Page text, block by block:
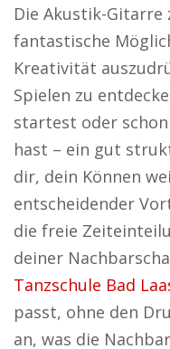
Die Akustik-Gitarre
fantastische
Kreativität
Spielen zu
startest oder
hast – ein gut
dir, dein Können
entscheidender
die freie
deiner
Tanzschule Bad
passt, ohne den
an, was die